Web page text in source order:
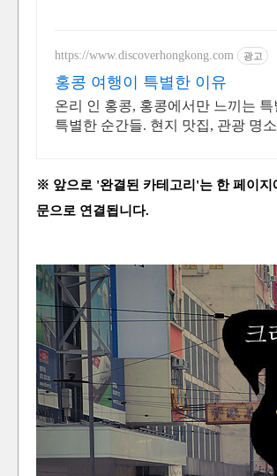
https://www.discoverhongkong.com 광고
홍콩 여행이 특별한 이유
온리 인 홍콩, 홍콩에서만 느끼는
특별한 순간들. 현지 맛집, 관광 명
※ 앞으로 '완결된 카테고리'는 한 페이지
문으로 연결됩니다.